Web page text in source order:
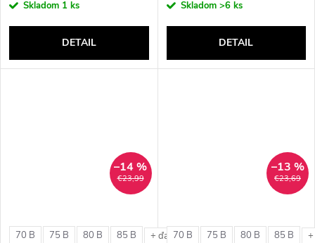
Skladom 1 ks
DETAIL
Skladom >6 ks
DETAIL
€23,99
–14 %
70 B 75 B 80 B 85 B + ďalšie
€23,69
–13 %
70 B 75 B 80 B 85 B